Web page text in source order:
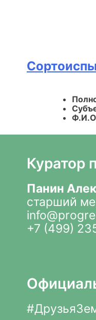
Куратор
Панин
старший
+7 (499)